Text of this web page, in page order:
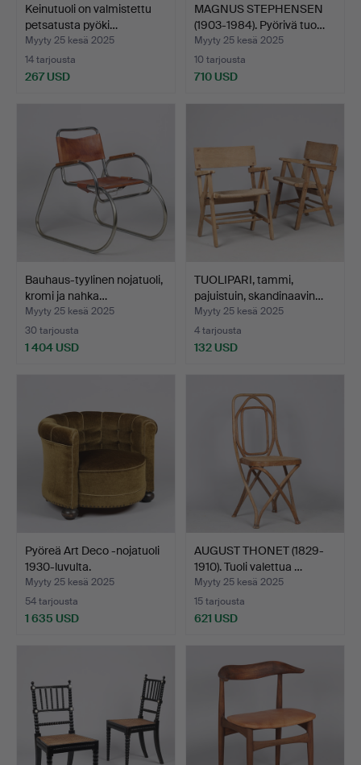
Keinutuoli on valmistettu
petsatusta pyöki…
Myyty 25 kesä 2025
14 tarjousta
267 USD
MAGNUS STEPHENSEN
(1903-1984). Pyörivä tuo…
Myyty 25 kesä 2025
10 tarjousta
710 USD
Bauhaus-tyylinen nojatuoli,
kromi ja nahka…
Myyty 25 kesä 2025
30 tarjousta
1 404 USD
TUOLIPARI, tammi,
pajuistuin, skandinaavin…
Myyty 25 kesä 2025
4 tarjousta
132 USD
Pyöreä Art Deco -nojatuoli
1930-luvulta.
Myyty 25 kesä 2025
54 tarjousta
1 635 USD
AUGUST THONET (1829-
1910). Tuoli valettua …
Myyty 25 kesä 2025
15 tarjousta
621 USD